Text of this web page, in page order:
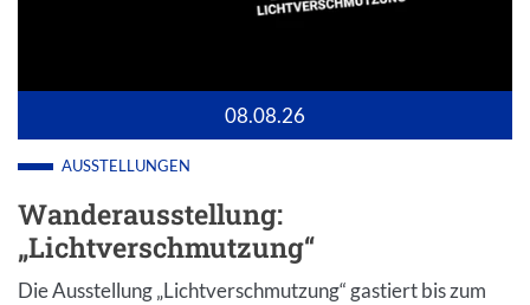
08.08.26
AUSSTELLUNGEN
Wanderausstellung:
„Lichtverschmutzung“
Die Ausstellung „Lichtverschmutzung“ gastiert bis zum